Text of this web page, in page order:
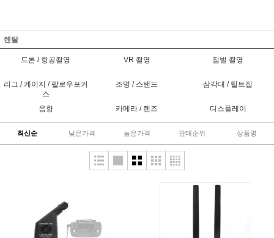
렌탈
드론 / 항공촬영 VR 촬영 짐벌 촬영
리그 / 케이지 / 팔로우포커
스
조명 / 스탠드 삼각대 / 틸트집
음향 카메라 / 렌즈 디스플레이
최신순 낮은가격 높은가격 판매순위 상품명